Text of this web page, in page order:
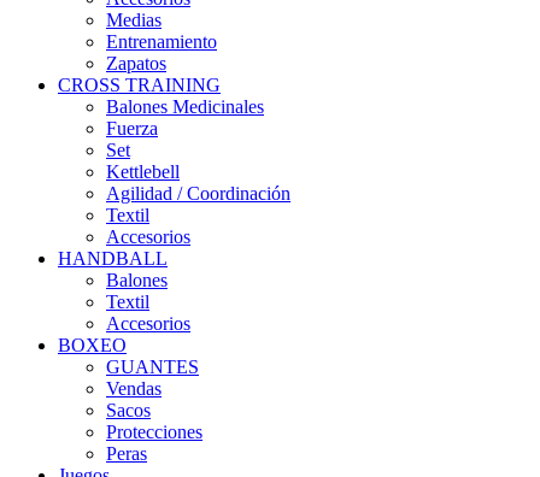
Medias
Entrenamiento
Zapatos
CROSS TRAINING
Balones Medicinales
Fuerza
Set
Kettlebell
Agilidad / Coordinación
Textil
Accesorios
HANDBALL
Balones
Textil
Accesorios
BOXEO
GUANTES
Vendas
Sacos
Protecciones
Peras